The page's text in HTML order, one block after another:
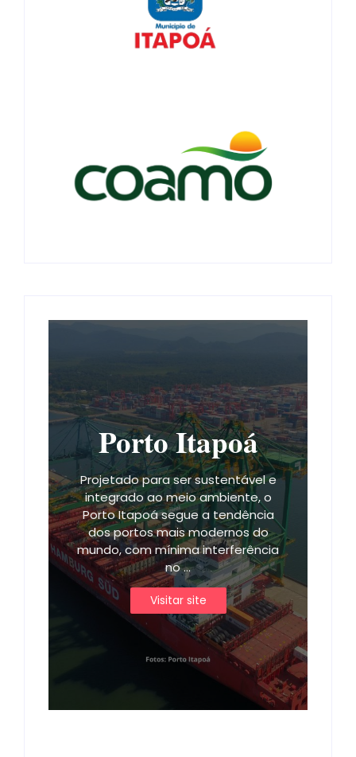
Porto Itapoá
Projetado para ser sustentável e
integrado ao meio ambiente, o
Porto Itapoá segue a tendência
dos portos mais modernos do
mundo, com mínima interferência
no ...
Visitar site